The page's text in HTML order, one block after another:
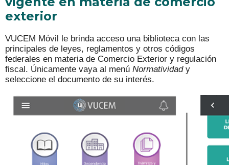
exterior
VUCEM Móvil le brinda acceso una biblioteca con las
principales de leyes, reglamentos y otros códigos
federales en materia de Comercio Exterior y regulación
fiscal. Únicamente vaya al menú Normatividad y
seleccione el documento de su interés.